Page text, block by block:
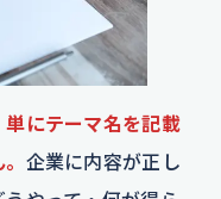
単にテーマ名を記載
企業に内容が正し